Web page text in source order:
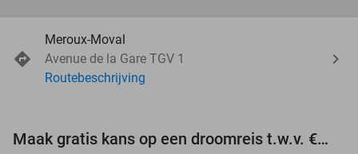
Meroux-Moval
Avenue de la Gare TGV 1
Routebeschrijving
Maak gratis kans op een droomreis t.w.v. €3.000!